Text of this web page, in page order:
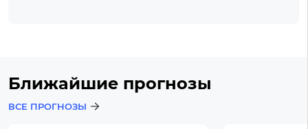
Ближайшие прогнозы
ВСЕ ПРОГНОЗЫ